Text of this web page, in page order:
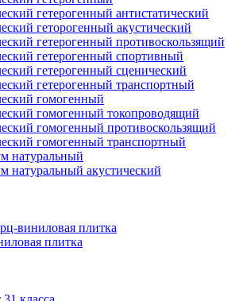
гетерогенный антистатический
геторогенный акустический
гетерогенный противоскользящий
гетерогенный спортивный
гетерогенный сценический
гетерогенный транспортный
гомогенный
гомогенный токопроводящий
гомогенный противоскользящий
гомогенный транспортный
натуральный
натуральный акустический
виниловая плитка
плитка